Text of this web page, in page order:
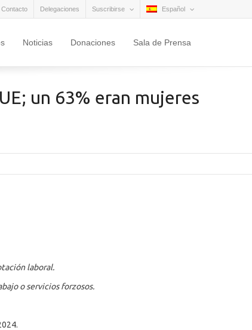
Suscribirse Español
Contacto Delegaciones
Noticias Donaciones Sala de Prensa
un 63% eran mujeres
laboral.
o servicios forzosos.